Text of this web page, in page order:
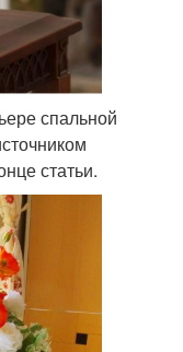
спальной
статьи.